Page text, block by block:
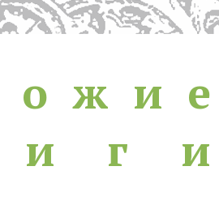
книги
о ж и е
и г и